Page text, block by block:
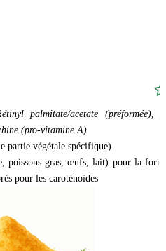
palmitate/acetate (préformée),
(pro-vitamine A)
partie végétale spécifique)
poissons gras, œufs, lait) pour la
pour les caroténoïdes